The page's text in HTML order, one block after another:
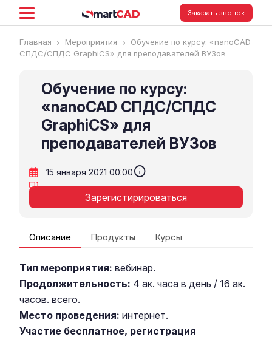
Заказать звонок
Главная Мероприятия
Обучение по курсу: «nanoCAD
СПДС/СПДС GraphiCS» для преподавателей ВУЗов
Обучение по курсу:
«nanoCAD СПДС/СПДС
GraphiCS» для
преподавателей ВУЗов
15 января 2021 00:00info
Зарегистирироваться
Описание Продукты Курсы
Тип мероприятия: вебинар.
Продолжительность: 4 ак. часа в день / 16 ак.
часов. всего.
Место проведения: интернет.
Участие бесплатное, регистрация